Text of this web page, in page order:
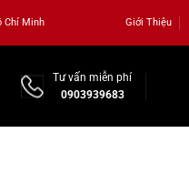
Chí Minh Giới Thiệu
Tư vấn miễn phí
0903939683